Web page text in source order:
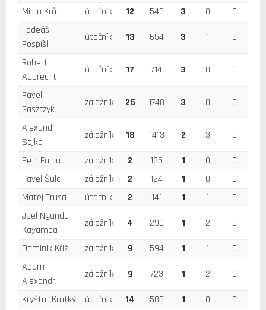
Milan Krůta
útočník 12 546 3 0
0
Tadeáš
Pospíšil
útočník 13 654 3 1 0
Robert
Aubrecht
útočník 17 714 3 0 0
Pavel
Gaszczyk
záložník 25 1740 3 0 0
Alexandr
Sojka
záložník 18 1413 2 3 0
Petr Falout záložník 2 135 1 0
0
Pavel Šulc
záložník 2 124 1 0
0
Matej Trusa
útočník 2 141 1 1
0
Joel Ngandu
Kayamba
záložník 4 290 1 2 0
Dominik Kříž záložník 9 594 1 1
0
Adam
Alexandr
záložník 9 723 1 2 0
Kryštof Krátký útočník 14 586 1 0
0